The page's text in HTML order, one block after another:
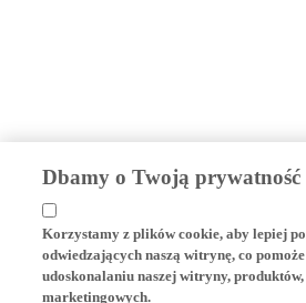
Dbamy o Twoją prywatność
odwiedzających naszą witrynę, co pomoże
udoskonalaniu naszej witryny, produktów,